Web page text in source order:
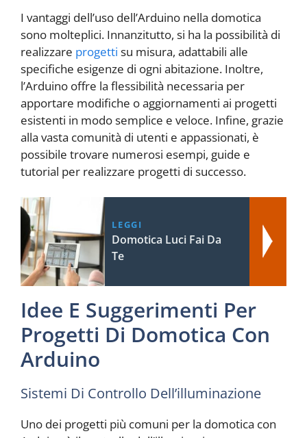
I vantaggi dell’uso dell’Arduino nella domotica
sono molteplici. Innanzitutto, si ha la possibilità di
realizzare progetti su misura, adattabili alle
specifiche esigenze di ogni abitazione. Inoltre,
l’Arduino offre la flessibilità necessaria per
apportare modifiche o aggiornamenti ai progetti
esistenti in modo semplice e veloce. Infine, grazie
alla vasta comunità di utenti e appassionati, è
possibile trovare numerosi esempi, guide e
tutorial per realizzare progetti di successo.
LEGGI
Domotica Luci Fai Da
Te
Idee E Suggerimenti Per
Progetti Di Domotica Con
Arduino
Sistemi Di Controllo Dell’illuminazione
Uno dei progetti più comuni per la domotica con